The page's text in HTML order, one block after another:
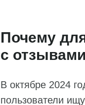
Почему
с
В октябре 2024
пользователи